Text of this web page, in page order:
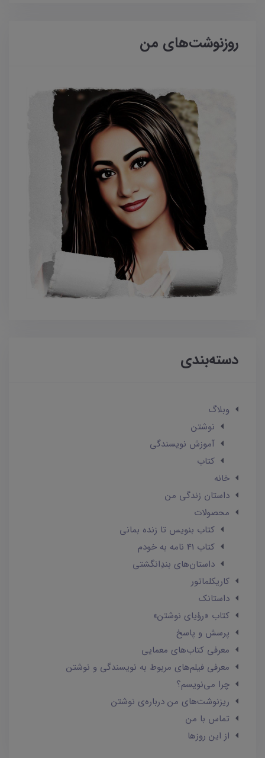
روزنوشت‌های من
دسته‌بندی
وبلاگ
نوشتن
آموزش نویسندگی
کتاب
خانه
داستان زندگی من
محصولات
کتاب بنویس تا زنده بمانی
کتاب 41 نامه به خودم
داستان‌های بندِانگشتی
کاریکلماتور
داستانک‌
کتاب «رؤیای نوشتن»
پرسش و پاسخ
معرفی کتاب‌های معمایی
معرفی فیلم‌های مربوط به نویسندگی و نوشتن
چرا می‌نویسم؟
ریزنوشت‌های من درباره‌ی نوشتن
تماس با من
از این روزها